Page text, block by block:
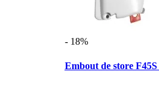
- 18%
Embout de store F45S